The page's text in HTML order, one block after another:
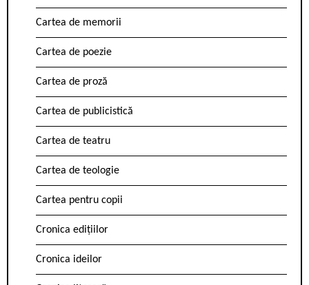
Cartea de memorii
Cartea de poezie
Cartea de proză
Cartea de publicistică
Cartea de teatru
Cartea de teologie
Cartea pentru copii
Cronica edițiilor
Cronica ideilor